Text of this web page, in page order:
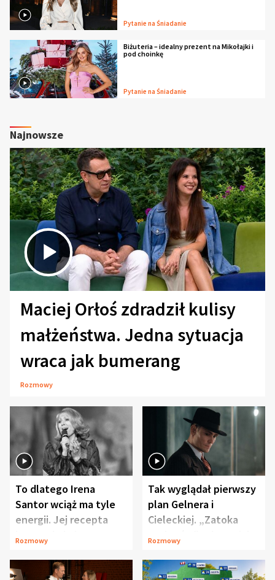
Pytanie na Śniadanie
Biżuteria – idealny prezent na Mikołajki i
pod choinkę
Pytanie na Śniadanie
Najnowsze
Maciej Orłoś zdradził kulisy
małżeństwa. Jedna sytuacja
wraca jak bumerang
Rozmowy
To dlatego Irena
Santor wciąż ma tyle
energii. Jej recepta
jest zaskakująco
Rozmowy
Tak wyglądał pierwszy
plan Gelnera i
Cieleckiej. „Zatoka
szpiegów” od razu ich
Rozmowy